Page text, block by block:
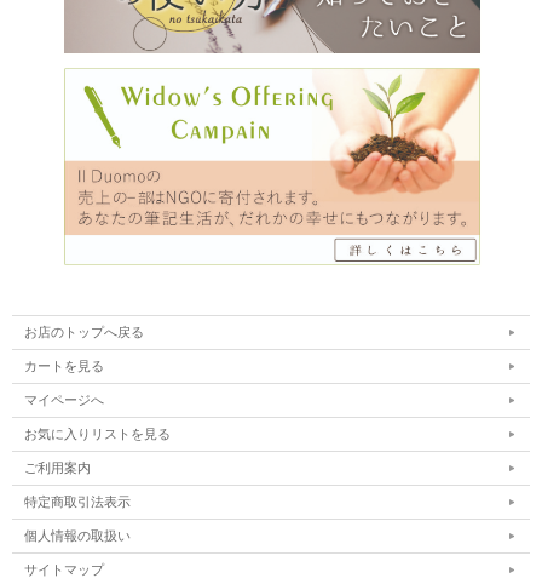
お店のトップへ戻る
カートを見る
マイページへ
お気に入りリストを見る
ご利用案内
特定商取引法表示
個人情報の取扱い
サイトマップ